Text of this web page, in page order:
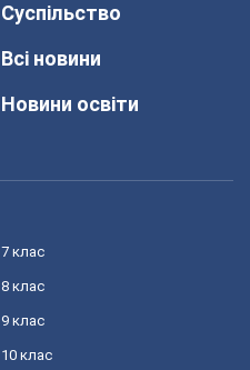
Суспільство
Всі новини
Новини освіти
7 клас
8 клас
9 клас
10 клас